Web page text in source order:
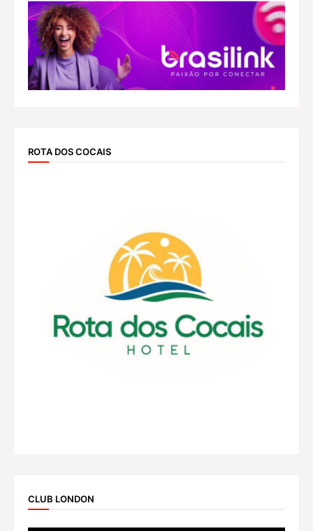
ROTA DOS COCAIS
CLUB LONDON